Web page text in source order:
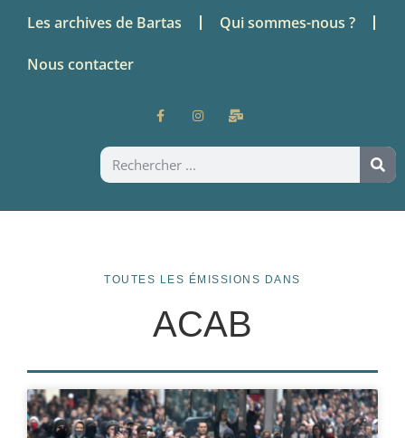
Les archives de Bartas Qui sommes-nous ?
Nous contacter
TOUTES LES ÉMISSIONS DANS
ACAB